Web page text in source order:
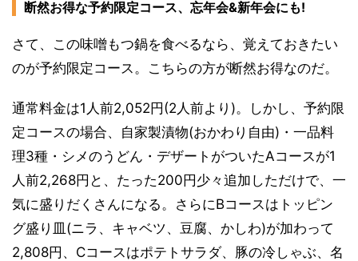
断然お得な予約限定コース、忘年会&新年会にも!
さて、この味噌もつ鍋を食べるなら、覚えておきたい
のが予約限定コース。こちらの方が断然お得なのだ。
通常料金は1人前2,052円(2人前より)。しかし、予約限
定コースの場合、自家製漬物(おかわり自由)・一品料
理3種・シメのうどん・デザートがついたAコースが1
人前2,268円と、たった200円少々追加しただけで、一
気に盛りだくさんになる。さらにBコースはトッピン
グ盛り皿(ニラ、キャベツ、豆腐、かしわ)が加わって
2,808円、Cコースはポテトサラダ、豚の冷しゃぶ、名